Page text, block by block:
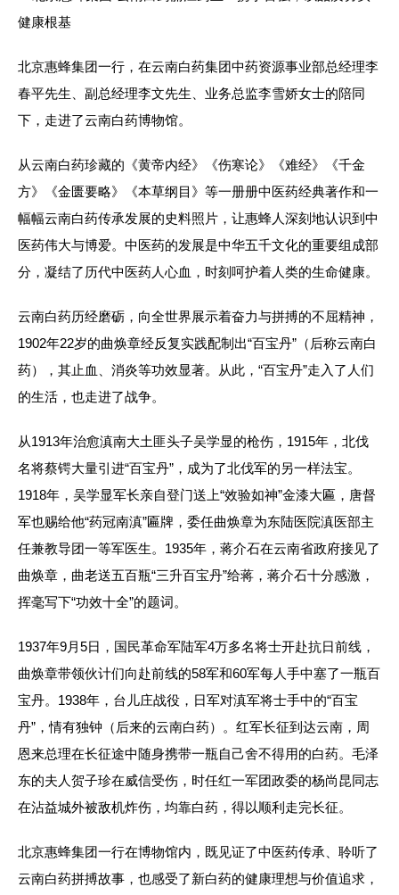
北京惠蜂集团一行，在云南白药集团中药资源事业部总经理李
春平先生、副总经理李文先生、业务总监李雪娇女士的陪同
下，走进了云南白药博物馆。
从云南白药珍藏的《黄帝内经》《伤寒论》《难经》《千金
方》《金匮要略》《本草纲目》等一册册中医药经典著作和一
幅幅云南白药传承发展的史料照片，让惠蜂人深刻地认识到中
医药伟大与博爱。中医药的发展是中华五千文化的重要组成部
分，凝结了历代中医药人心血，时刻呵护着人类的生命健康。
云南白药历经磨砺，向全世界展示着奋力与拼搏的不屈精神，
1902年22岁的曲焕章经反复实践配制出“百宝丹”（后称云南白
药），其止血、消炎等功效显著。从此，“百宝丹”走入了人们
的生活，也走进了战争。
从1913年治愈滇南大土匪头子吴学显的枪伤，1915年，北伐
名将蔡锷大量引进“百宝丹”，成为了北伐军的另一样法宝。
1918年，吴学显军长亲自登门送上“效验如神”金漆大匾，唐督
军也赐给他“药冠南滇”匾牌，委任曲焕章为东陆医院滇医部主
任兼教导团一等军医生。1935年，蒋介石在云南省政府接见了
曲焕章，曲老送五百瓶“三升百宝丹”给蒋，蒋介石十分感激，
挥毫写下“功效十全”的题词。
1937年9月5日，国民革命军陆军4万多名将士开赴抗日前线，
曲焕章带领伙计们向赴前线的58军和60军每人手中塞了一瓶百
宝丹。1938年，台儿庄战役，日军对滇军将士手中的“百宝
丹”，情有独钟（后来的云南白药）。红军长征到达云南，周
恩来总理在长征途中随身携带一瓶自己舍不得用的白药。毛泽
东的夫人贺子珍在威信受伤，时任红一军团政委的杨尚昆同志
在沾益城外被敌机炸伤，均靠白药，得以顺利走完长征。
北京惠蜂集团一行在博物馆内，既见证了中医药传承、聆听了
云南白药拼搏故事，也感受了新白药的健康理想与价值追求，